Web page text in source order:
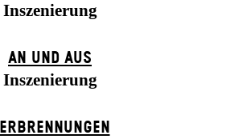
Inszenierung
AN UND AUS
Inszenierung